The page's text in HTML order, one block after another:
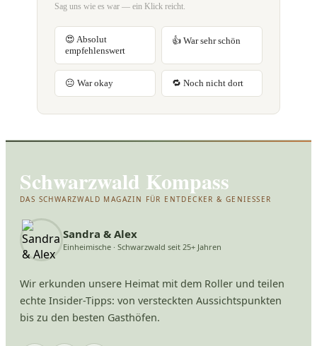
Sag uns wie es war — ein Klick reicht.
😍 Absolut
empfehlenswert
👍 War sehr schön
😐 War okay 🔁 Noch nicht dort
Schwarzwald Kompass
DAS SCHWARZWALD MAGAZIN FÜR ENTDECKER & GENIESSER
Sandra & Alex
Einheimische · Schwarzwald seit 25+ Jahren
Wir erkunden unsere Heimat mit dem Roller und teilen
echte Insider-Tipps: von versteckten Aussichtspunkten
bis zu den besten Gasthöfen.